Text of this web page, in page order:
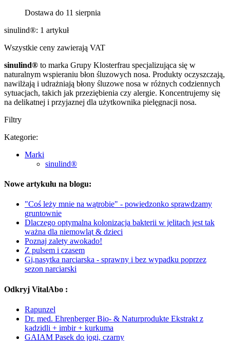
Dostawa do 11 sierpnia
sinulind®: 1 artykuł
Wszystkie ceny zawierają VAT
sinulind® to marka Grupy Klosterfrau specjalizująca się w
naturalnym wspieraniu błon śluzowych nosa. Produkty oczyszczają,
nawilżają i udrażniają błony śluzowe nosa w różnych codziennych
sytuacjach, takich jak przeziębienia czy alergie. Koncentrujemy się
na delikatnej i przyjaznej dla użytkownika pielęgnacji nosa.
Filtry
Kategorie:
Marki
sinulind®
Nowe artykułu na blogu:
"Coś leży mnie na wątrobie" - powiedzonko sprawdzamy
gruntownie
Dlaczego optymalna kolonizacja bakterii w jelitach jest tak
ważna dla niemowląt & dzieci
Poznaj zalety awokado!
Z pulsem i czasem
Gi,nasytka narciarska - sprawny i bez wypadku poprzez
sezon narciarski
Odkryj VitalAbo :
Rapunzel
Dr. med. Ehrenberger Bio- & Naturprodukte Ekstrakt z
kadzidli + imbir + kurkuma
GAIAM Pasek do jogi, czarny